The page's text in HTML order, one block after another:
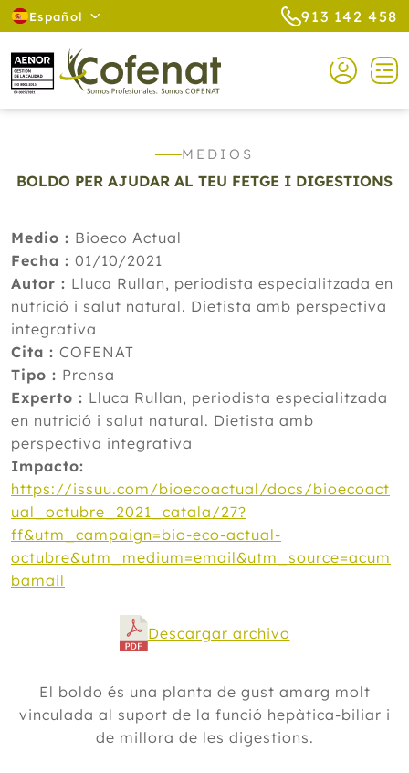
Español 913 142 458
MEDIOS
BOLDO PER AJUDAR AL TEU FETGE I DIGESTIONS
Medio : Bioeco Actual
Fecha : 01/10/2021
Autor : Lluca Rullan, periodista especialitzada en
nutrició i salut natural. Dietista amb perspectiva
integrativa
Cita : COFENAT
Tipo : Prensa
Experto : Lluca Rullan, periodista especialitzada
en nutrició i salut natural. Dietista amb
perspectiva integrativa
Impacto:
https://issuu.com/bioecoactual/docs/bioecoact
ual_octubre_2021_catala/27?
ff&utm_campaign=bio-eco-actual-
octubre&utm_medium=email&utm_source=acum
bamail
Descargar archivo
El boldo és una planta de gust amarg molt
vinculada al suport de la funció hepàtica-biliar i
de millora de les digestions.